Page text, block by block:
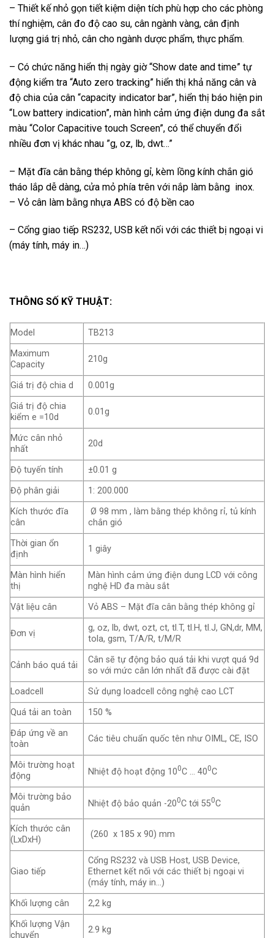
– Thiết kế nhỏ gọn tiết kiệm diện tích phù hợp cho các phòng
thí nghiệm, cân đo độ cao su, cân ngành vàng, cân định
lượng giá trị nhỏ, cân cho ngành dược phẩm, thực phẩm.
– Có chức năng hiển thị ngày giờ “Show date and time” tự
động kiểm tra “Auto zero tracking” hiển thị khả năng cân và
độ chia của cân “capacity indicator bar”, hiển thị báo hiện pin
“Low battery indication”, màn hình cảm ứng điện dung đa sắt
màu “Color Capacitive touch Screen”, có thể chuyển đổi
nhiều đơn vị khác nhau ”g, oz, lb, dwt…”
– Mặt đĩa cân bằng thép không gỉ, kèm lồng kính chắn gió
tháo lắp dễ dàng, cửa mỏ phía trên với nắp làm bằng inox.
– Vỏ cân làm bằng nhựa ABS có độ bền cao
– Cổng giao tiếp RS232, USB kết nối với các thiết bị ngoại vi
(máy tính, máy in…)
THÔNG SỐ KỸ THUẬT:
Model
TB213
Maximum
Capacity
210g
Giá trị độ chia d
0.001g
Giá trị độ chia
kiểm e =10d
0.01g
Mức cân nhỏ
nhất
20d
Độ tuyến tính
±0.01 g
Độ phân giải
1: 200.000
Kích thước đĩa
cân
Ø 98 mm , làm bằng thép không rỉ, tủ kính
chắn gió
Thời gian ổn
định
1 giây
Màn hình hiển
thị
Màn hình cảm ứng điện dung LCD với công
nghệ HD đa màu sắt
Vật liệu cân
Vỏ ABS – Mặt đĩa cân bằng thép không gỉ
Đơn vị
g, oz, lb, dwt, ozt, ct, tl.T, tl.H, tl.J, GN,dr, MM,
tola, gsm, T/A/R, t/M/R
Cảnh báo quá tải
Cân sẽ tự động bảo quá tải khi vượt quá 9d
so với mức cân lớn nhất đã được cài đặt
Loadcell
Sử dụng loadcell công nghệ cao LCT
Quá tải an toàn
150 %
Đáp ứng về an
toàn
Các tiêu chuẩn quốc tên như OIML, CE, ISO
Môi trường hoạt
động
Nhiệt độ hoạt động 100C … 400C
Môi trường bảo
quản
Nhiệt độ bảo quản -200C tới 550C
Kích thước cân
(LxDxH)
(260 x 185 x 90) mm
Giao tiếp
Cổng RS232 và USB Host, USB Device,
Ethernet kết nối với các thiết bị ngoại vi
(máy tính, máy in…)
Khối lượng cân
2,2 kg
Khối lượng Vận
chuyển
2.9 kg